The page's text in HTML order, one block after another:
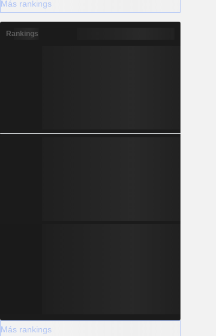
Más rankings
Rankings
Más rankings